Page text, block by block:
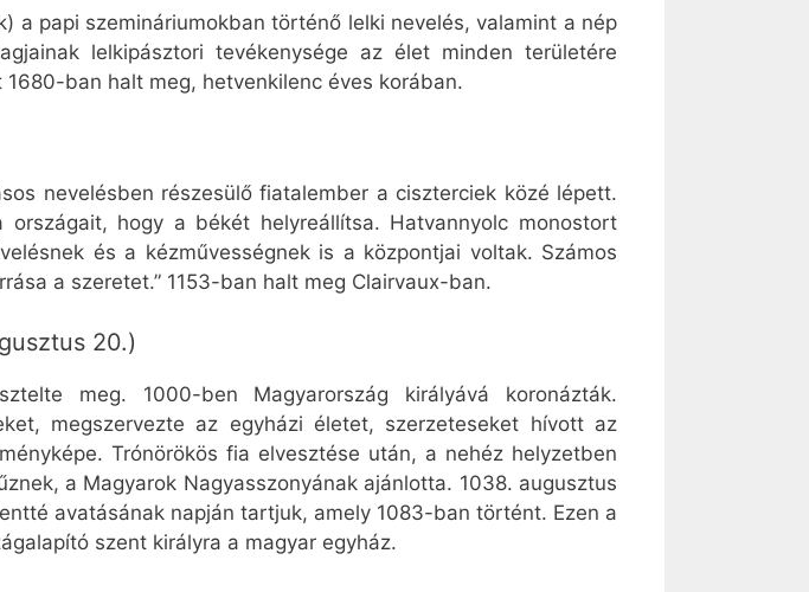
papi szemináriumokban történő lelki nevelés, valamint a nép
lelkipásztori tevékenysége az élet minden területére
ban halt meg, hetvenkilenc éves korában.
nevelésben részesülő fiatalember a ciszterciek közé lépett.
hogy a békét helyreállítsa. Hatvannyolc monostort
és a kézművességnek is a központjai voltak. Számos
a szeretet.” 1153-ban halt meg Clairvaux-ban.
20.)
meg. 1000-ben Magyarország királyává koronázták.
megszervezte az egyházi életet, szerzeteseket hívott az
Trónörökös fia elvesztése után, a nehéz helyzetben
a Magyarok Nagyasszonyának ajánlotta. 1038. augusztus
avatásának napján tartjuk, amely 1083-ban történt. Ezen a
szent királyra a magyar egyház.